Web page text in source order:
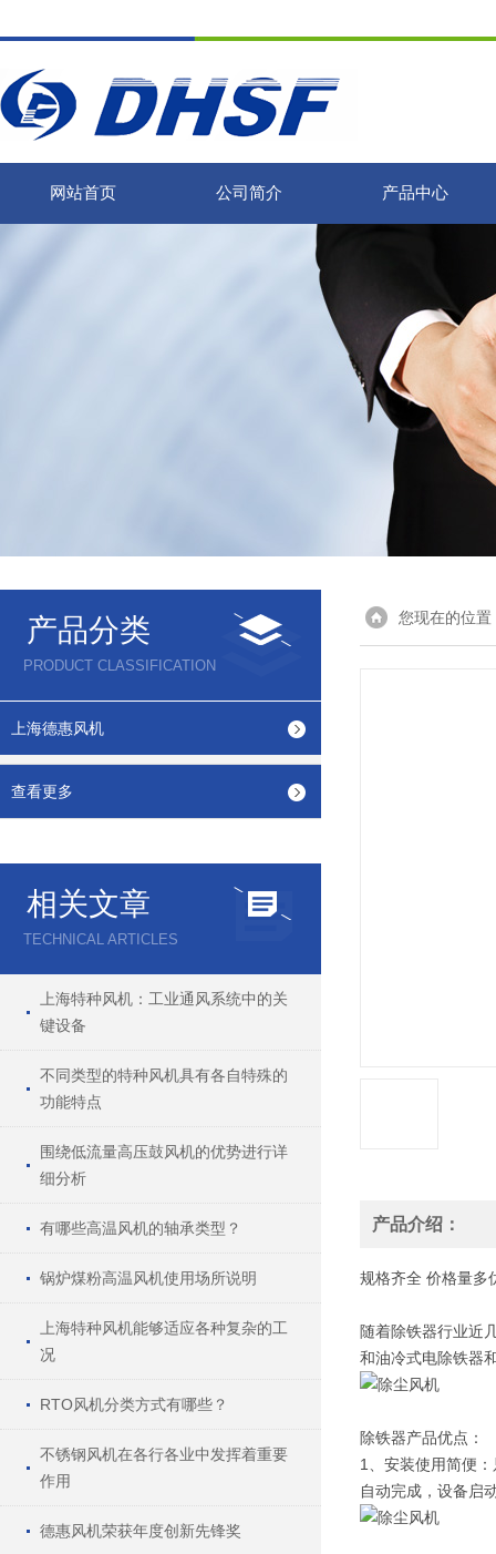
网站首页 公司简介 产品中心
产品分类
PRODUCT CLASSIFICATION
上海德惠风机
查看更多
相关文章
TECHNICAL ARTICLES
上海特种风机：工业通风系统中的关
键设备
不同类型的特种风机具有各自特殊的
功能特点
围绕低流量高压鼓风机的优势进行详
细分析
有哪些高温风机的轴承类型？
锅炉煤粉高温风机使用场所说明
上海特种风机能够适应各种复杂的工
况
RTO风机分类方式有哪些？
不锈钢风机在各行各业中发挥着重要
作用
德惠风机荣获年度创新先锋奖
您现在的位置
产品介绍：
规格齐全 价格量多
随着除铁器行业近
和油冷式电除铁器
除铁器产品优点：
1、安装使用简便
自动完成，设备启